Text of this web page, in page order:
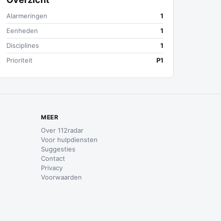
Alarmeringen
1
Eenheden
1
Disciplines
1
Prioriteit
P1
MEER
Over 112radar
Voor hulpdiensten
Suggesties
Contact
Privacy
Voorwaarden